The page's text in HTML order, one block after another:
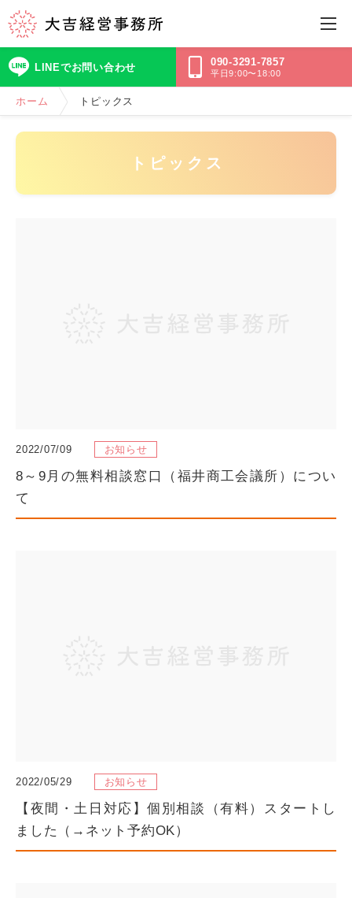
090-3291-7857
平日9:00〜18:00
LINEでお問い合わせ
ホーム トピックス
トピックス
2022/07/09 お知らせ
8～9月の無料相談窓口（福井商工会議所）につい
て
2022/05/29 お知らせ
【夜間・土日対応】個別相談（有料）スタートし
ました（→ネット予約OK）